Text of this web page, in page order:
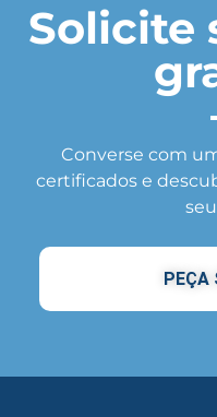
Solicite
Converse com
certificados e
PEÇA